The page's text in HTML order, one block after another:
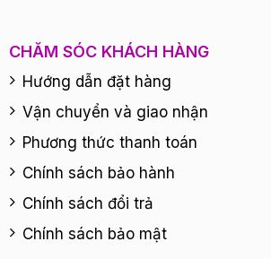
CHĂM SÓC KHÁCH HÀNG
Hướng dẫn đặt hàng
Vận chuyển và giao nhận
Phương thức thanh toán
Chính sách bảo hành
Chính sách đổi trả
Chính sách bảo mật